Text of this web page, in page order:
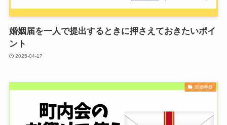
婚姻届を一人で提出するときに押さえておきたいポイ
ント
2025-04-17
冠婚葬祭